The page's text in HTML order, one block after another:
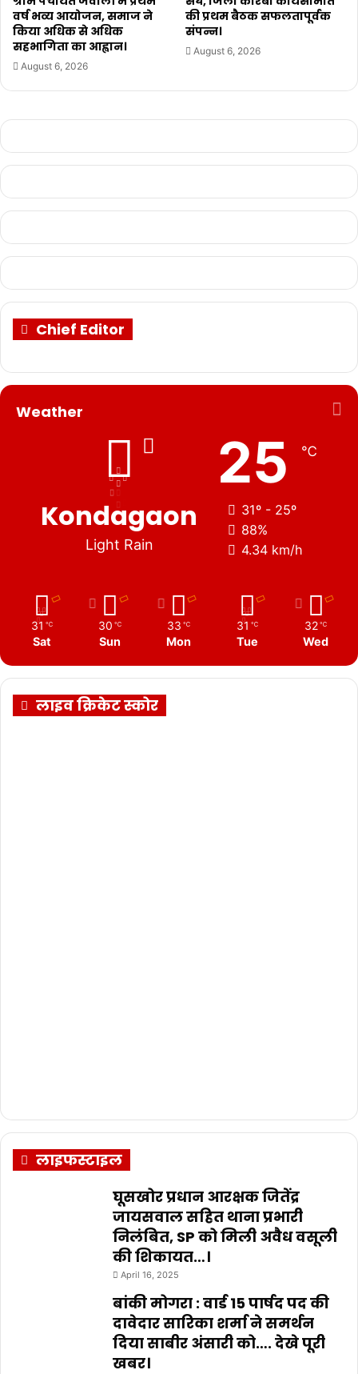
वर्ष भव्य आयोजन, समाज ने
किया अधिक से अधिक
सहभागिता का आह्वान।
August 6, 2026
की प्रथम बैठक सफलतापूर्वक
संपन्न।
August 6, 2026
Chief Editor
Weather
Kondagaon
Light Rain
25 ℃
31º - 25º
88%
4.34 km/h
31 ℃
Sat
30 ℃
Sun
33 ℃
Mon
31 ℃
Tue
32 ℃
Wed
लाइव क्रिकेट स्कोर
लाइफस्टाइल
घूसखोर प्रधान आरक्षक जितेंद्र
जायसवाल सहित थाना प्रभारी
निलंबित, SP को मिली अवैध वसूली
की शिकायत…।
April 16, 2025
बांकी मोगरा : वार्ड 15 पार्षद पद की
दावेदार सारिका शर्मा ने समर्थन
दिया साबीर अंसारी को…. देखे पूरी
खबर।